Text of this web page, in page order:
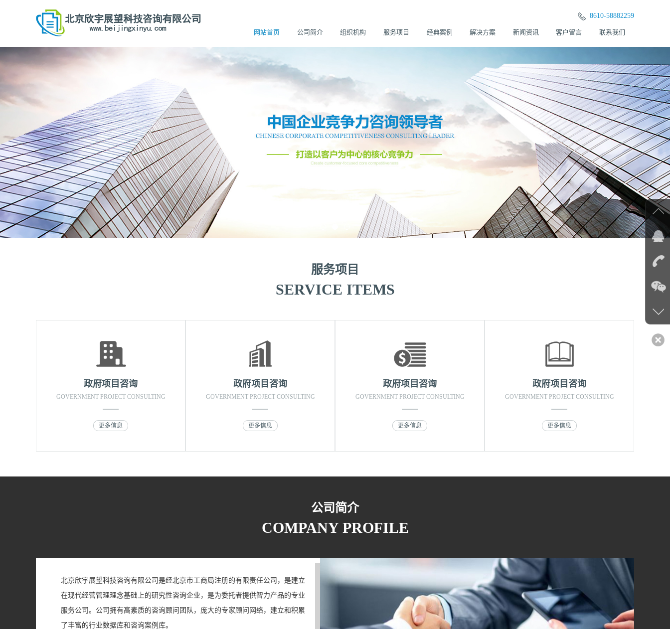
8610-58882259
网站首页 公司简介 组织机构 服务项目 经典案例 解决方案 新闻资讯 客户留言 联系我们
服务项目
SERVICE ITEMS
政府项目咨询
GOVERNMENT PROJECT CONSULTING
更多信息
政府项目咨询
GOVERNMENT PROJECT CONSULTING
更多信息
政府项目咨询
GOVERNMENT PROJECT CONSULTING
更多信息
政府项目咨询
GOVERNMENT PROJECT CONSULTING
更多信息
公司简介
COMPANY PROFILE
北京欣宇展望科技咨询有限公司是经北京市工商局注册的有限责任公司，是建立
在现代经营管理理念基础上的研究性咨询企业，是为委托者提供智力产品的专业
服务公司。公司拥有高素质的咨询顾问团队，庞大的专家顾问网络，建立和积累
了丰富的行业数据库和咨询案例库。